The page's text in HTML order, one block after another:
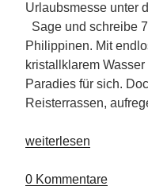
Urlaubsmesse unter
Sage und schreibe
Philippinen. Mit
kristallklarem
Paradies für sich.
Reisterrassen,
„CMT
–
weiterlesen
0 Kommentare